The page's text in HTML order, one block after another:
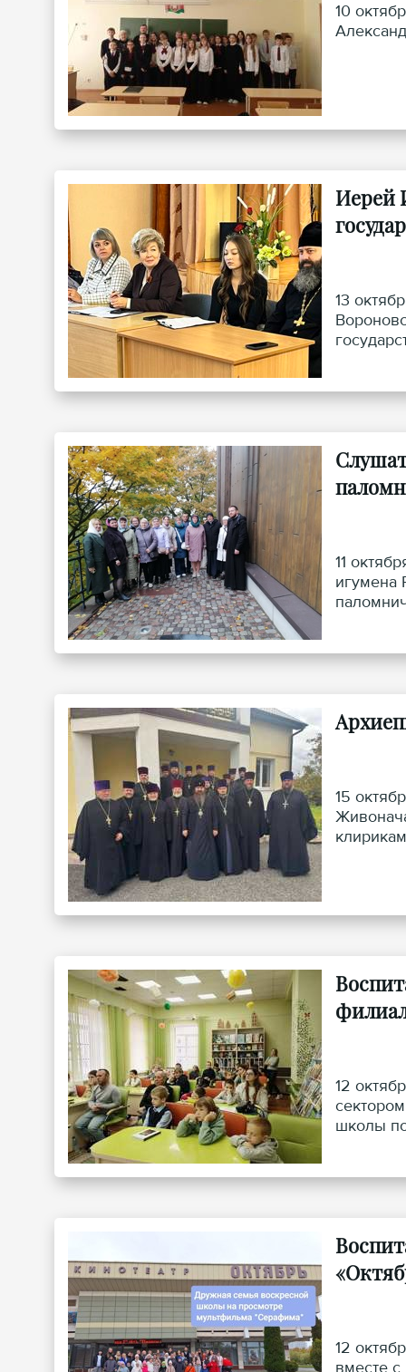
10
Иерей
13
11
игумена
15
12
школы
12
вместе